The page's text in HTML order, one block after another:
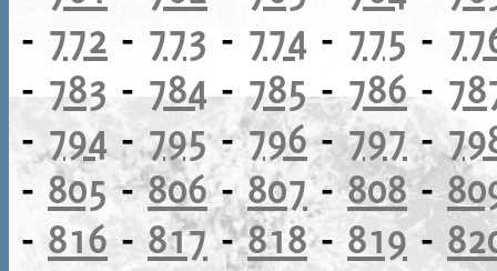
- 772 - 773 - 774 - 775 -
-783 -784-785-786-
- 794 -795-796-797-
- 805-806-807-808-
- 816 - 817-818- 819-